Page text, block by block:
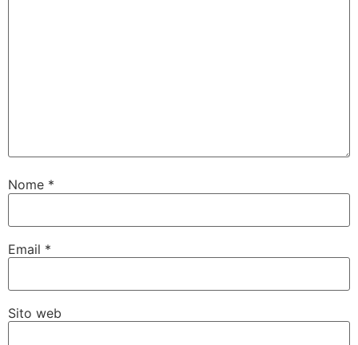
Nome *
Email *
Sito web